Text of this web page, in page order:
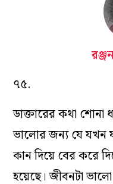
৭৫.
ডাক্তারের কথা শোনা
ভালোর জন্য যে যখন
কান দিয়ে বের করে
হয়েছে। জীবনটা